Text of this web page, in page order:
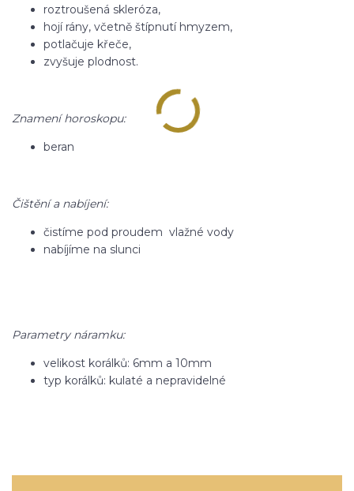
roztroušená skleróza,
hojí rány, včetně štípnutí hmyzem,
potlačuje křeče,
zvyšuje plodnost.
Znamení horoskopu:
beran
Čištění a nabíjení:
čistíme pod proudem vlažné vody
nabíjíme na slunci
Parametry náramku:
velikost korálků: 6mm a 10mm
typ korálků: kulaté a nepravidelné